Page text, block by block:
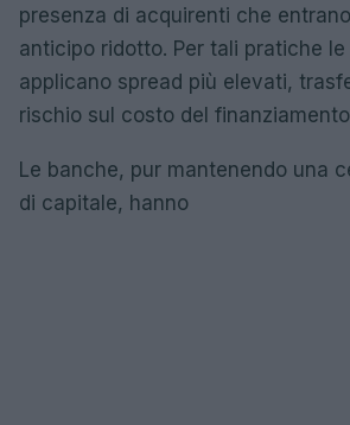
presenza di acquirenti che
anticipo ridotto. Per tali pratiche
applicano spread più elevati,
rischio sul costo del
Le banche, pur mantenendo una
di capitale, hanno